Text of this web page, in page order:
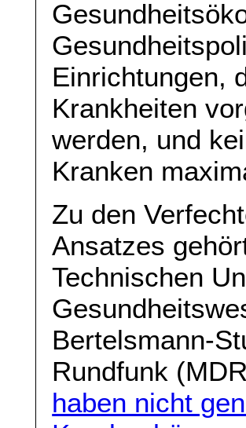
Einrichtungen,
Krankheiten
werden, und
Kranken
Zu den
Ansatzes
Technischen
Bertelsmann-
Rundfunk
haben nicht